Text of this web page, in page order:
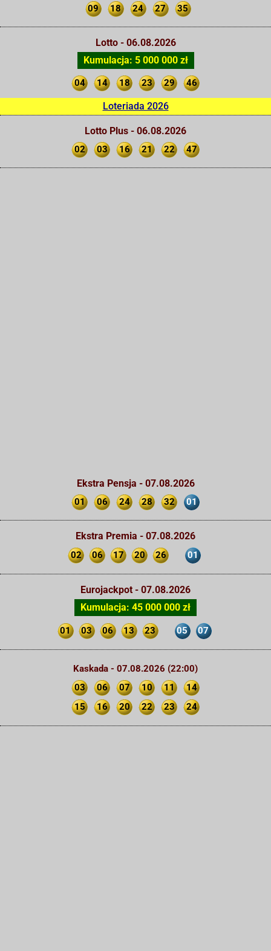
09 18 24 27 35
Lotto - 06.08.2026
Kumulacja: 5 000 000 zł
04 14 18 23 29 46
Loteriada 2026
Lotto Plus - 06.08.2026
02 03 16 21 22 47
Ekstra Pensja - 07.08.2026
01 06 24 28 32 01
Ekstra Premia - 07.08.2026
02 06 17 20 26 01
Eurojackpot - 07.08.2026
Kumulacja: 45 000 000 zł
01 03 06 13 23 05 07
Kaskada - 07.08.2026 (22:00)
03
06 07 10 11
14
15
16 20 22 23 24